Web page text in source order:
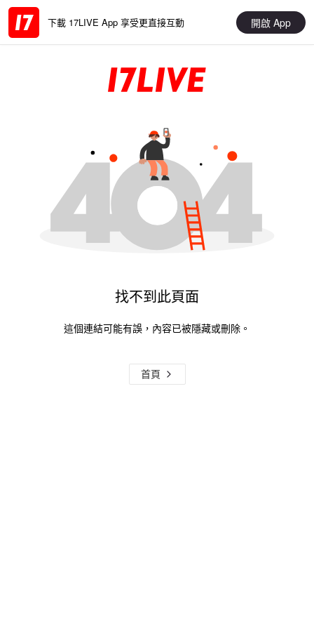
下載 17LIVE App 享受更直接互動 開啟 App
找不到此頁面
這個連結可能有誤，內容已被隱藏或刪除。
首頁